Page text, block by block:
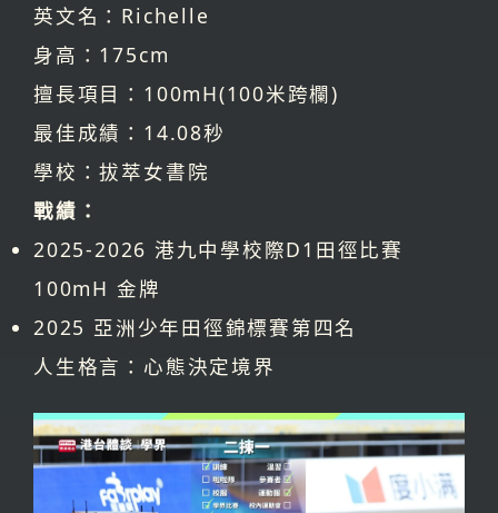
英文名：Richelle
身高：175cm
擅長項目：100mH(100米跨欄)
最佳成績：14.08秒
學校：拔萃女書院
戰績：
2025-2026 港九中學校際D1田徑比賽
100mH 金牌
2025 亞洲少年田徑錦標賽第四名
人生格言：心態決定境界